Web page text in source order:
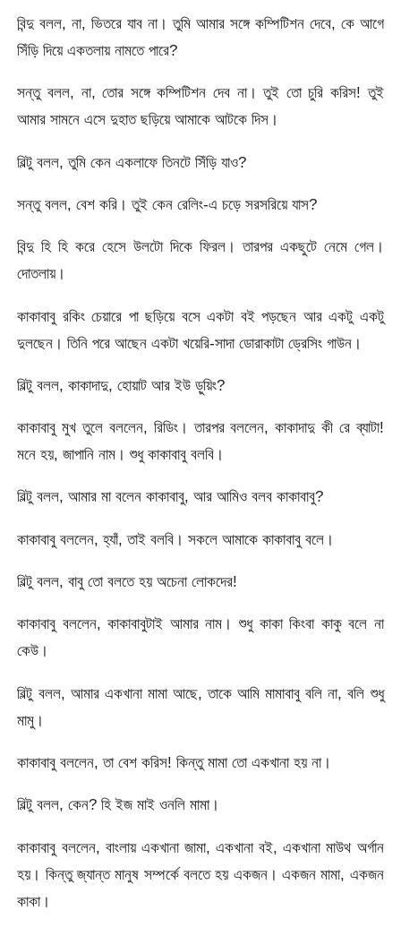
বিন্দু বলল, না, ভিতরে যাব না। তুমি আমার সঙ্গে কম্পিটিশন দেবে, কে আগে
সিঁড়ি দিয়ে একতলায় নামতে পারে?
সন্তু বলল, না, তোর সঙ্গে কম্পিটিশন দেব না। তুই তো চুরি করিস! তুই
আমার সামনে এসে দুহাত ছড়িয়ে আমাকে আটকে দিস।
বিল্টু বলল, তুমি কেন একলাফে তিনটে সিঁড়ি যাও?
সন্তু বলল, বেশ করি। তুই কেন রেলিং-এ চড়ে সরসরিয়ে যাস?
বিন্দু হি হি করে হেসে উলটো দিকে ফিরল। তারপর একছুটে নেমে গেল।
দোতলায়।
কাকাবাবু রকিং চেয়ারে পা ছড়িয়ে বসে একটা বই পড়ছেন আর একটু একটু
দুলছেন। তিনি পরে আছেন একটা খয়েরি-সাদা ডোরাকাটা ড্রেসিং গাউন।
বিল্টু বলল, কাকাদাদু, হোয়াট আর ইউ ড়ুয়িং?
কাকাবাবু মুখ তুলে বললেন, রিডিং। তারপর বললেন, কাকাদাদু কী রে ব্যাটা!
মনে হয়, জাপানি নাম। শুধু কাকাবাবু বলবি।
বিল্টু বলল, আমার মা বলেন কাকাবাবু, আর আমিও বলব কাকাবাবু?
কাকাবাবু বললেন, হ্যাঁ, তাই বলবি। সকলে আমাকে কাকাবাবু বলে।
বিল্টু বলল, বাবু তো বলতে হয় অচেনা লোকদের!
কাকাবাবু বললেন, কাকাবাবুটাই আমার নাম। শুধু কাকা কিংবা কাকু বলে না
কেউ।
বিল্টু বলল, আমার একখানা মামা আছে, তাকে আমি মামাবাবু বলি না, বলি শুধু
মামু।
কাকাবাবু বললেন, তা বেশ করিস! কিন্তু মামা তো একখানা হয় না।
বিল্টু বলল, কেন? হি ইজ মাই ওনলি মামা।
কাকাবাবু বললেন, বাংলায় একখানা জামা, একখানা বই, একখানা মাউথ অর্গান
হয়। কিন্তু জ্যান্ত মানুষ সম্পর্কে বলতে হয় একজন। একজন মামা, একজন
কাকা।